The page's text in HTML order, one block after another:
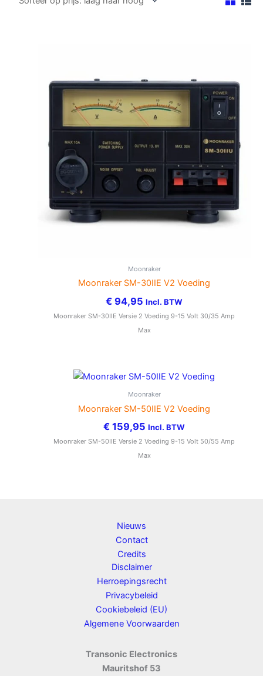
Moonraker
Moonraker SM-30IIE V2 Voeding
€ 94,95 Incl. BTW
Moonraker SM-30IIE Versie 2 Voeding 9-15 Volt 30/35 Amp
Max
Moonraker
Moonraker SM-50IIE V2 Voeding
€ 159,95 Incl. BTW
Moonraker SM-50IIE Versie 2 Voeding 9-15 Volt 50/55 Amp
Max
Nieuws
Contact
Credits
Disclaimer
Herroepingsrecht
Privacybeleid
Cookiebeleid (EU)
Algemene Voorwaarden
Transonic Electronics
Mauritshof 53